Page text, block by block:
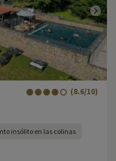
(8.6/10)
insólito en las colinas